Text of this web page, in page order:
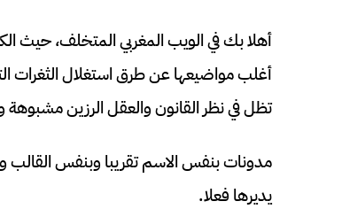
أهلا بك في الويب المغربي المتخلف، حيث
أغلب مواضيعها عن طرق استغلال الثغرات
تظل في نظر القانون والعقل الرزين
مدونات بنفس الاسم تقريبا وبنفس
يديرها فعلا.